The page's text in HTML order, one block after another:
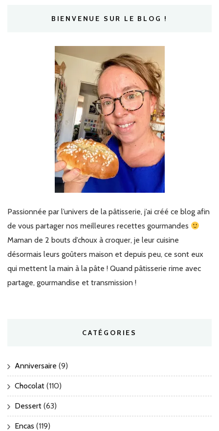
BIENVENUE SUR LE BLOG !
Passionnée par l’univers de la pâtisserie, j’ai créé ce blog afin
de vous partager nos meilleures recettes gourmandes
Maman de 2 bouts d’choux à croquer, je leur cuisine
désormais leurs goûters maison et depuis peu, ce sont eux
qui mettent la main à la pâte ! Quand pâtisserie rime avec
partage, gourmandise et transmission !
CATÉGORIES
Anniversaire (9)
Chocolat (110)
Dessert (63)
Encas (119)